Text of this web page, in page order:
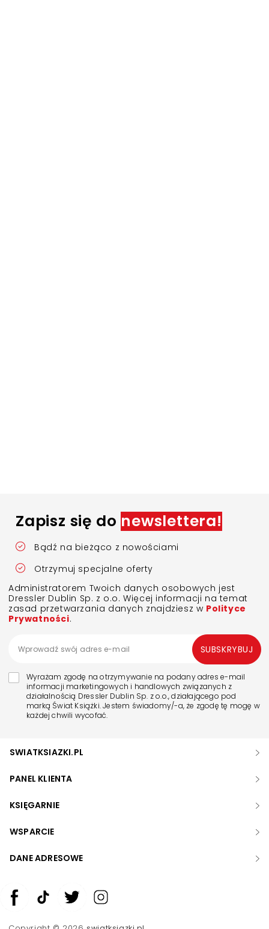
Zapisz się do newslettera!
Bądź na bieżąco z nowościami
Otrzymuj specjalne oferty
Administratorem Twoich danych osobowych jest
Dressler Dublin Sp. z o.o. Więcej informacji na temat
zasad przetwarzania danych znajdziesz w Polityce
Prywatności.
Wyrażam zgodę na otrzymywanie na podany adres e-mail
informacji marketingowych i handlowych związanych z
działalnością Dressler Dublin Sp. z o.o., działającego pod
marką Świat Książki. Jestem świadomy/-a, że zgodę tę mogę w
każdej chwili wycofać.
SUBSKRYBUJ
SWIATKSIAZKI.PL
PANEL KLIENTA
KSIĘGARNIE
WSPARCIE
DANE ADRESOWE
Zwiększ rozmiar czcionki